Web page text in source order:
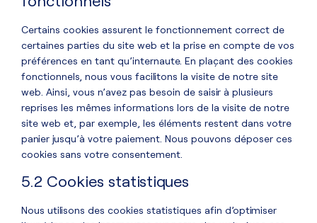
Certains cookies assurent le fonctionnement correct de
certaines parties du site web et la prise en compte de vos
préférences en tant qu’internaute. En plaçant des cookies
fonctionnels, nous vous facilitons la visite de notre site
web. Ainsi, vous n’avez pas besoin de saisir à plusieurs
reprises les mêmes informations lors de la visite de notre
site web et, par exemple, les éléments restent dans votre
panier jusqu’à votre paiement. Nous pouvons déposer ces
cookies sans votre consentement.
5.2 Cookies statistiques
Nous utilisons des cookies statistiques afin d’optimiser